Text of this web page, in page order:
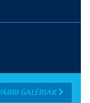
GALÉRIÁK